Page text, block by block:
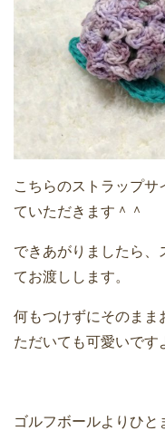
こちらのストラップ
ていただきます＾＾
できあがりましたら、
てお渡しします。
何もつけずにそのまま
ただいても可愛いです
ゴルフボールよりひ